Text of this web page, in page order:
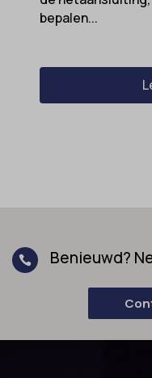
bepalen...
 Benieuwd?